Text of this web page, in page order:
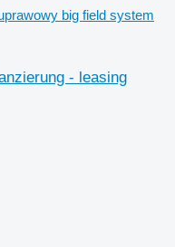
big field system
- leasing